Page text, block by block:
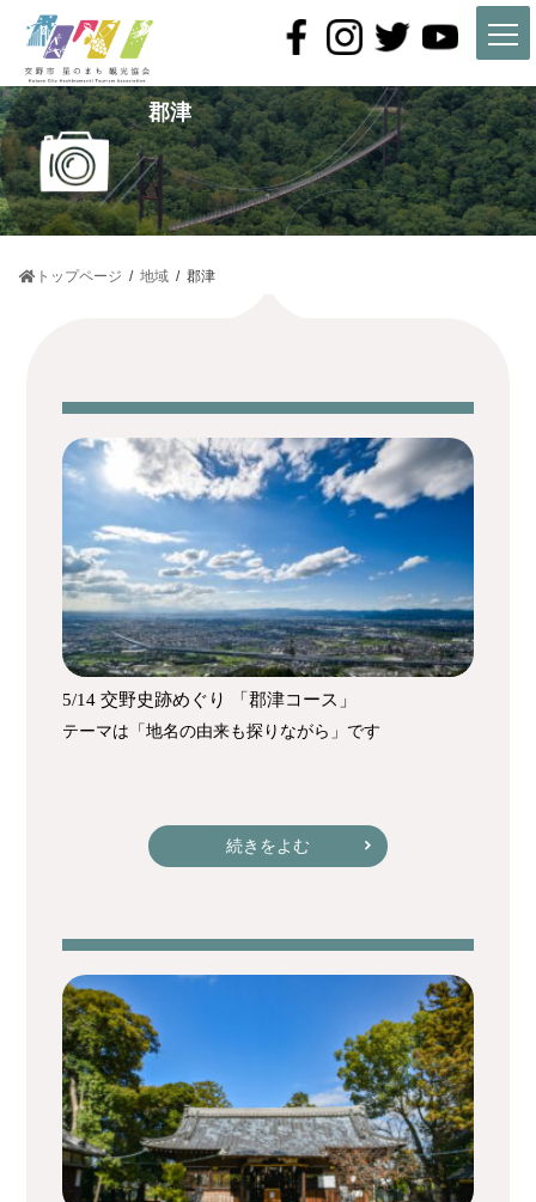
ツ
へ
ス
キ
ッ
プ
シ
ョ
ン
に
移
動
郡津
トップページ 地域 郡津
5/14 交野史跡めぐり 「郡津コース」
テーマは「地名の由来も探りながら」です
続きをよむ